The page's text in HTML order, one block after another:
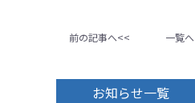
前の記事へ<< 一覧へ
お知らせ一覧